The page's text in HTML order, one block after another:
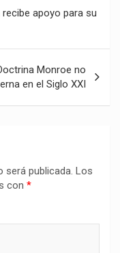
apoyo para su
Monroe no
en el Siglo XXI
será publicada. Los
con *